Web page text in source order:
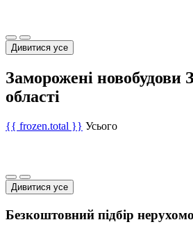
Дивитися усе
Заморожені новобудови
області
{{ frozen.total }} Усього
Дивитися усе
Безкоштовний підбір